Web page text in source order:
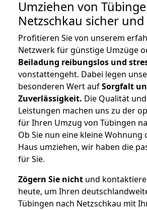
Umziehen von
Netzschkau sicher
Profitieren Sie von unserem
Netzwerk für günstige Umzüge
Beiladung reibungslos und
vonstattengeht. Dabei legen
besonderen Wert aufSorgfalt
Zuverlässigkeit. Die Qualität
Leistungen machen uns zu der
für Ihren Umzug von Tübingen
Ob Sie nun eine kleine Wohnung
Haus umziehen, wir haben die
für Sie.
Zögern Sie nicht und
heute, um Ihren
Tübingen nach Netzschkau mit